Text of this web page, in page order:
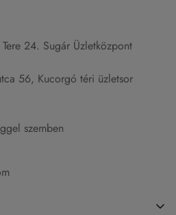
24. Sugár Üzletközpont
56, Kucorgó téri üzletsor
szemben